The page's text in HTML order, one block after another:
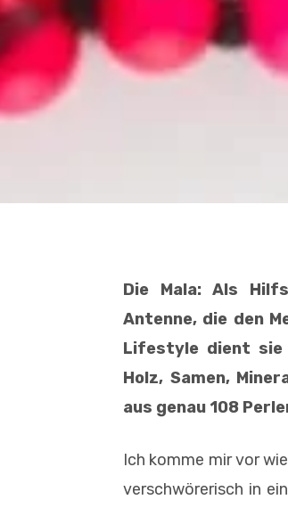
Die Mala: Als
Antenne, die den
Lifestyle dient sie
Holz, Samen,
aus genau 108
Ich komme mir vor
verschwörerisch in